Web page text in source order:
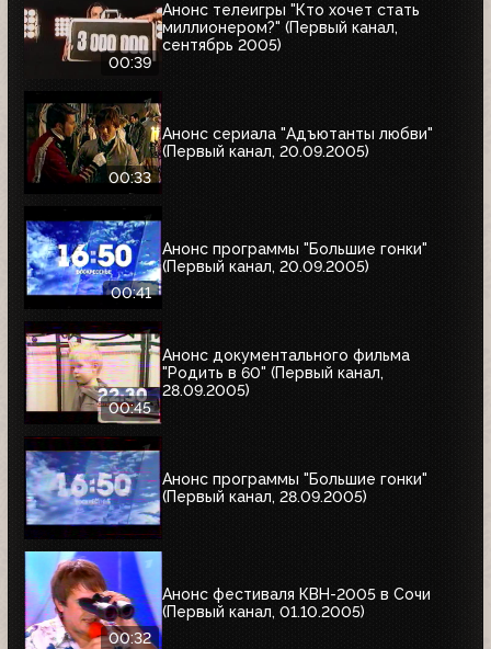
00:39
Анонс телеигры "Кто хочет стать
миллионером?" (Первый канал,
сентябрь 2005)
00:33
Анонс сериала "Адъютанты любви"
(Первый канал, 20.09.2005)
00:41
Анонс программы "Большие гонки"
(Первый канал, 20.09.2005)
00:45
Анонс документального фильма
"Родить в 60" (Первый канал,
28.09.2005)
Анонс программы "Большие гонки"
(Первый канал, 28.09.2005)
00:32
Анонс фестиваля КВН-2005 в Сочи
(Первый канал, 01.10.2005)